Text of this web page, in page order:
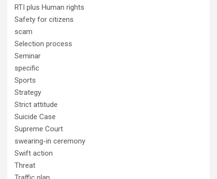
RTI plus Human rights
Safety for citizens
scam
Selection process
Seminar
specific
Sports
Strategy
Strict attitude
Suicide Case
Supreme Court
swearing-in ceremony
Swift action
Threat